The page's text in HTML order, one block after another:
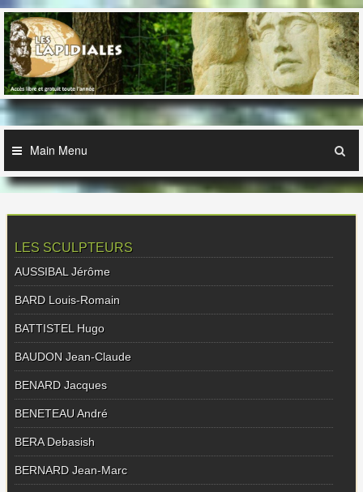
Skip
to
content
Main Menu
LES SCULPTEURS
AUSSIBAL Jérôme
BARD Louis-Romain
BATTISTEL Hugo
BAUDON Jean-Claude
BENARD Jacques
BENETEAU André
BERA Debasish
BERNARD Jean-Marc